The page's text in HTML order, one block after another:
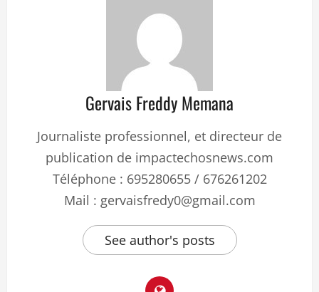
Gervais Freddy Memana
Journaliste professionnel, et directeur de
publication de impactechosnews.com
Téléphone : 695280655 / 676261202
Mail : gervaisfredy0@gmail.com
See author's posts